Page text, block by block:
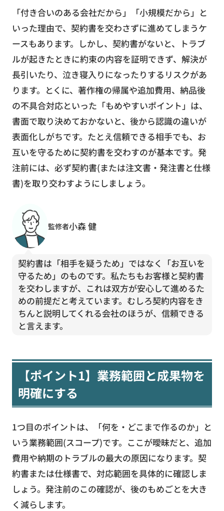
「付き合いのある会社だから」「小規模だから」と
いった理由で、契約書を交わさずに進めてしまうケ
ースもあります。しかし、契約書がないと、トラブ
ルが起きたときに約束の内容を証明できず、解決が
長引いたり、泣き寝入りになったりするリスクがあ
ります。とくに、著作権の帰属や追加費用、納品後
の不具合対応といった「もめやすいポイント」は、
書面で取り決めておかないと、後から認識の違いが
表面化しがちです。たとえ信頼できる相手でも、お
互いを守るために契約書を交わすのが基本です。発
注前には、必ず契約書(または注文書・発注書と仕様
書)を取り交わすようにしましょう。
監修者小森 健
契約書は「相手を疑うため」ではなく「お互いを
守るため」のものです。私たちもお客様と契約書
を交わしますが、これは双方が安心して進めるた
めの前提だと考えています。むしろ契約内容をき
ちんと説明してくれる会社のほうが、信頼できる
と言えます。
【ポイント1】業務範囲と成果物を
明確にする
1つ目のポイントは、「何を・どこまで作るのか」と
いう業務範囲(スコープ)です。ここが曖昧だと、追加
費用や納期のトラブルの最大の原因になります。契
約書または仕様書で、対応範囲を具体的に確認しま
しょう。発注前のこの確認が、後のもめごとを大き
く減らします。